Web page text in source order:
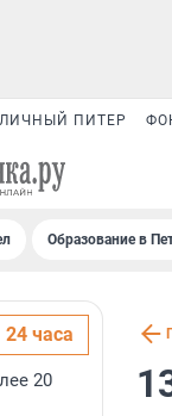
ПИТЕР
Образование в
24 часа
20